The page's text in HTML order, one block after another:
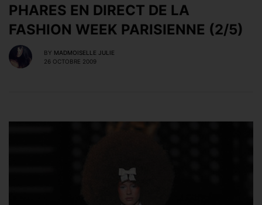
PHARES EN DIRECT DE LA
FASHION WEEK PARISIENNE (2/5)
BY MADMOISELLE JULIE
26 OCTOBRE 2009